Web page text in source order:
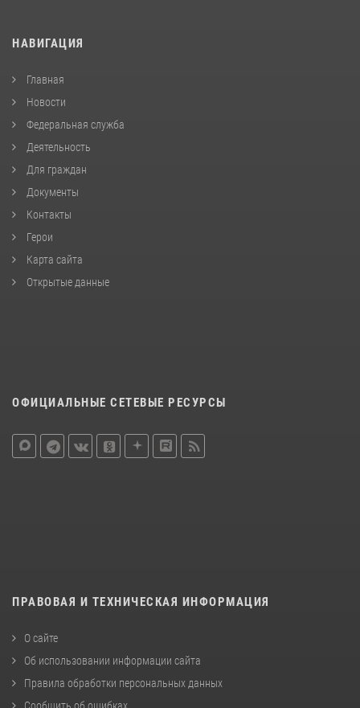
НАВИГАЦИЯ
Главная
Новости
Федеральная служба
Деятельность
Для граждан
Документы
Контакты
Герои
Карта сайта
Открытые данные
ОФИЦИАЛЬНЫЕ СЕТЕВЫЕ РЕСУРСЫ
ПРАВОВАЯ И ТЕХНИЧЕСКАЯ ИНФОРМАЦИЯ
О сайте
Об использовании информации сайта
Правила обработки персональных данных
Сообщить об ошибках